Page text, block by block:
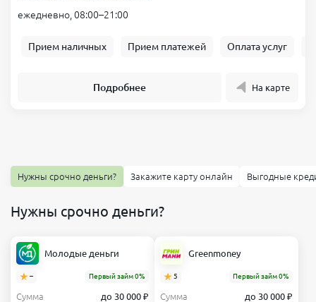
ежедневно, 08:00–21:00
Прием наличных Прием платежей Оплата услуг
Подробнее На карте
Нужны срочно деньги? Закажите карту онлайн Выгодные
Нужны срочно деньги?
Молодые деньги
– Первый займ 0%
Сумма
до 30 000 ₽
Greenmoney
5 Первый займ 0%
Сумма
до 30 000 ₽